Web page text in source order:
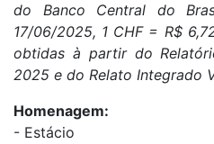
do Banco Central do
17/06/2025, 1 CHF = R$
obtidas à partir do
2025 e do Relato Integrado
Homenagem:
- Estácio